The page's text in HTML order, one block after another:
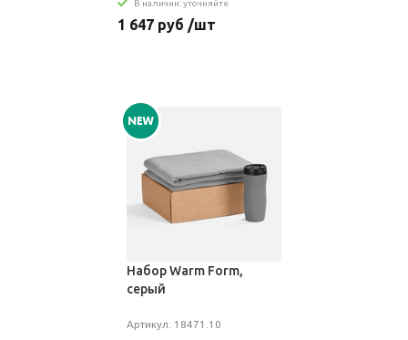
В наличии: уточняйте
1 647 руб /шт
Набор Warm Form,
серый
Артикул: 18471.10